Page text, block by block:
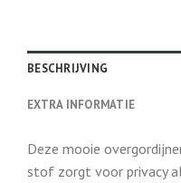
BESCHRIJVING
EXTRA INFORMATIE
Deze mooie
stof zorgt voor privacy